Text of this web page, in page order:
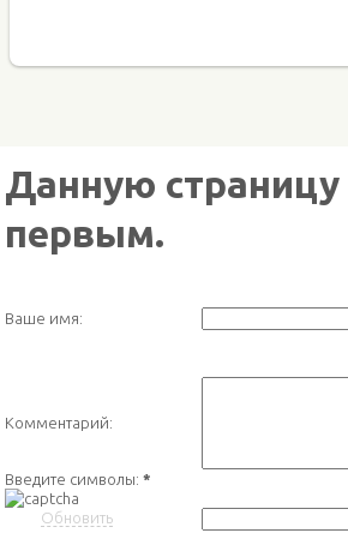
Данную
первым.
Ваше имя:
Комментарий:
Введите символы: *
Обновить